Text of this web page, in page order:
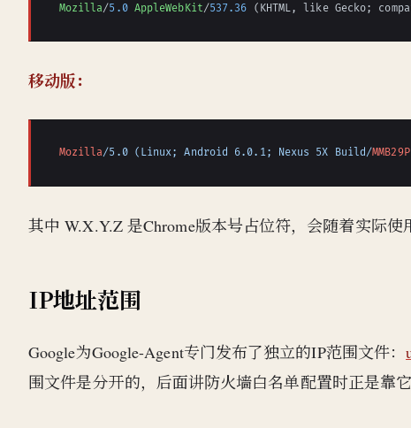
Mozilla/5.0 AppleWebKit/537.36 (KHTML, like Gecko;
移动版：
Mozilla/5.0 (Linux; Android 6.0.1; Nexus 5X Build/MMB29P
其中 W.X.Y.Z 是Chrome版本号占位符，会随着实际使
IP地址范围
Google为Google-Agent专门发布了独立的IP范围文件：
围文件是分开的，后面讲防火墙白名单配置时正是靠它